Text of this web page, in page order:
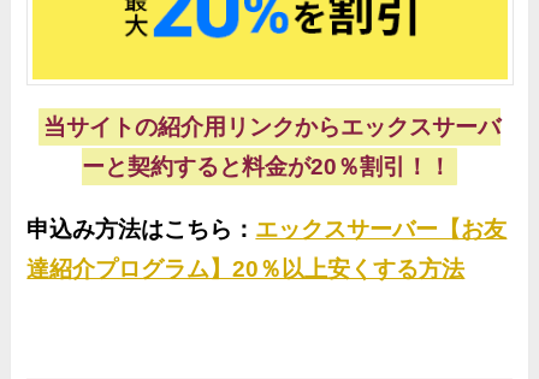
当サイトの紹介用リンクからエックスサーバ
ーと契約すると料金が20％割引！！
申込み方法はこちら： エックスサーバー【お友
達紹介プログラム】20％以上安くする方法